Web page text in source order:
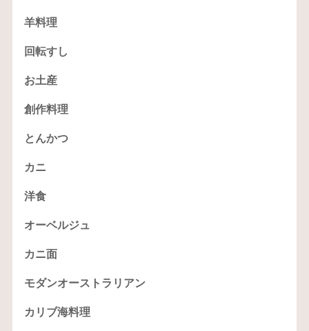
羊料理
回転すし
お土産
創作料理
とんかつ
カニ
洋食
オーベルジュ
カニ面
モダンオーストラリアン
カリブ海料理